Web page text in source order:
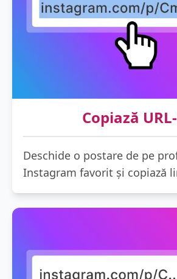
Copiază
Deschide o postare de pe
Instagram favorit și copiază